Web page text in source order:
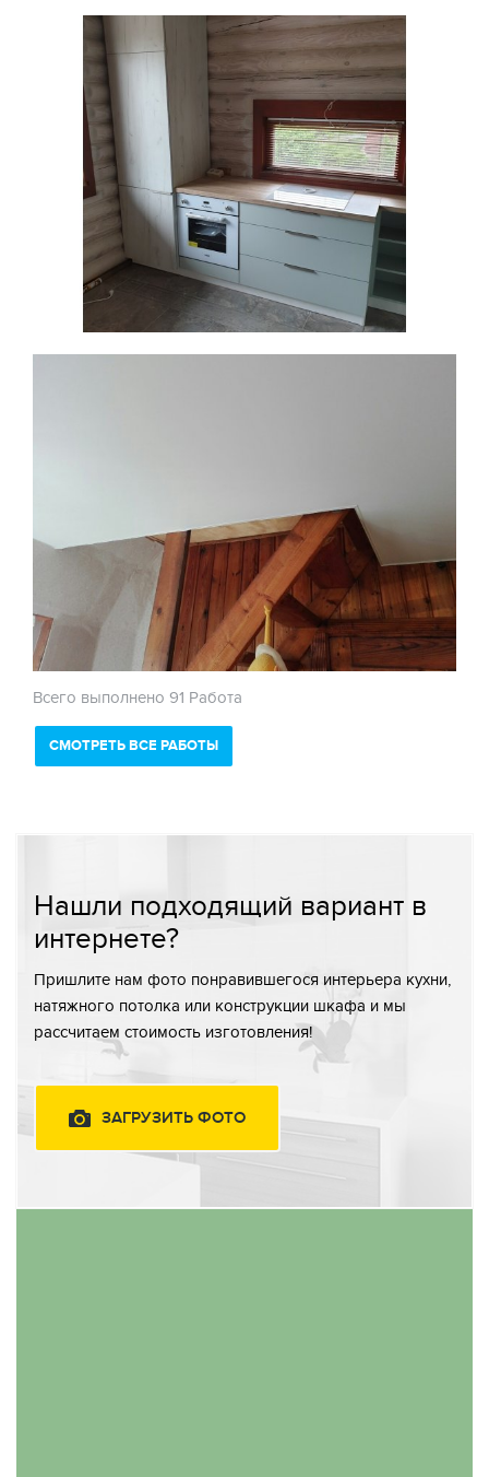
Всего выполнено 91 Работа
СМОТРЕТЬ ВСЕ РАБОТЫ
Нашли подходящий вариант в
интернете?
Пришлите нам фото понравившегося интерьера кухни,
натяжного потолка или конструкции шкафа и мы
рассчитаем стоимость изготовления!
ЗАГРУЗИТЬ ФОТО